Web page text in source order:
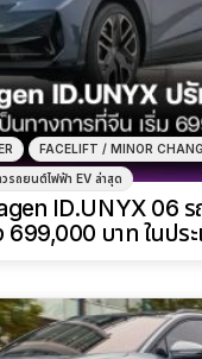
FACELIFT / MINOR
วรถยนต์ไฟฟ้า EV ล่าสุด
ID.UNYX 06 ร
699,000 บาท ในประ